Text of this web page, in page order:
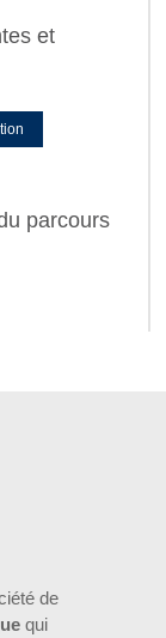
et
parcours
de
qui